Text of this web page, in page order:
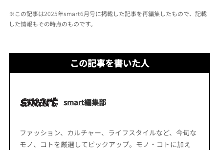
※この記事は2025年smart6月号に掲載した記事を再編集したもので、記載
した情報もその時点のものです。
この記事を書いた人
smart編集部
ファッション、カルチャー、ライフスタイルなど、今旬な
モノ、コトを厳選してピックアップ。モノ・コトに加え